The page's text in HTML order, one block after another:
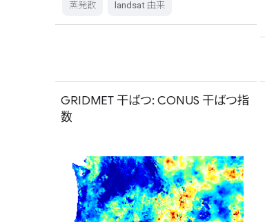
蒸発散 landsat 由来
GRIDMET 干ばつ: CONUS 干ばつ指
数